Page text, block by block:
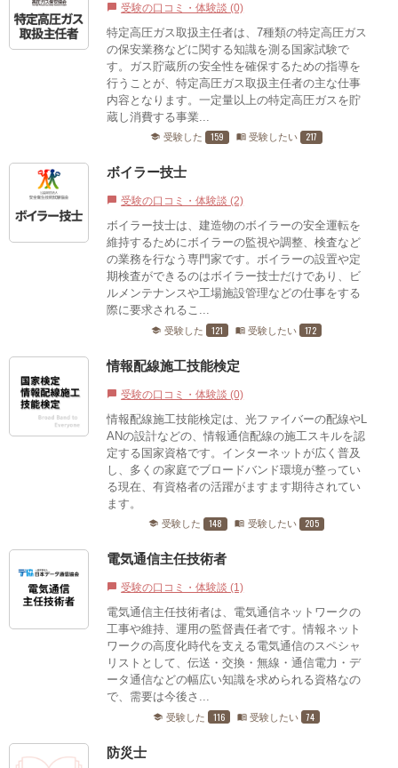
chat_bubble 受験の口コミ・体験談 (0)
特定高圧ガス取扱主任者は、7種類の特定高圧ガス
の保安業務などに関する知識を測る国家試験で
す。ガス貯蔵所の安全性を確保するための指導を
行うことが、特定高圧ガス取扱主任者の主な仕事
内容となります。一定量以上の特定高圧ガスを貯
蔵し消費する事業...
school 受験した 159 menu_book 受験したい 217
ボイラー技士
chat_bubble 受験の口コミ・体験談 (2)
ボイラー技士は、建造物のボイラーの安全運転を
維持するためにボイラーの監視や調整、検査など
の業務を行なう専門家です。ボイラーの設置や定
期検査ができるのはボイラー技士だけであり、ビ
ルメンテナンスや工場施設管理などの仕事をする
際に要求されるこ...
school 受験した 121 menu_book 受験したい 172
情報配線施工技能検定
chat_bubble 受験の口コミ・体験談 (0)
情報配線施工技能検定は、光ファイバーの配線やL
ANの設計などの、情報通信配線の施工スキルを認
定する国家資格です。インターネットが広く普及
し、多くの家庭でブロードバンド環境が整ってい
る現在、有資格者の活躍がますます期待されてい
ます。
school 受験した 148 menu_book 受験したい 205
電気通信主任技術者
chat_bubble 受験の口コミ・体験談 (1)
電気通信主任技術者は、電気通信ネットワークの
工事や維持、運用の監督責任者です。情報ネット
ワークの高度化時代を支える電気通信のスペシャ
リストとして、伝送・交換・無線・通信電力・デ
ータ通信などの幅広い知識を求められる資格なの
で、需要は今後さ...
school 受験した 116 menu_book 受験したい 74
防災士